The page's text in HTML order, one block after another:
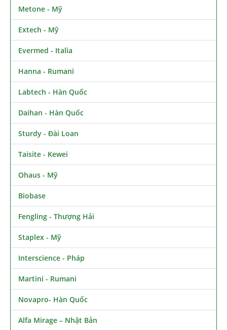
Metone - Mỹ
Extech - Mỹ
Evermed - Italia
Hanna - Rumani
Labtech - Hàn Quốc
Daihan - Hàn Quốc
Sturdy - Đài Loan
Taisite - Kewei
Ohaus - Mỹ
Biobase
Fengling - Thượng Hải
Staplex - Mỹ
Interscience - Pháp
Martini - Rumani
Novapro- Hàn Quốc
Alfa Mirage – Nhật Bản